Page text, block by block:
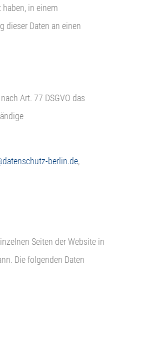
haben, in einem
dieser Daten an einen
Art. 77 DSGVO das
berlin.de,
Seiten der Website in
Die folgenden Daten